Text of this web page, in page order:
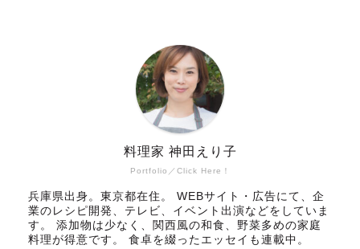
Portfolio／Click Here！
料理家 神田えり子
兵庫県出身。東京都在住。 WEBサイト・広告にて、企
業のレシピ開発、テレビ、イベント出演などをしていま
す。 添加物は少なく、関西風の和食、野菜多めの家庭
料理が得意です。 食卓を綴ったエッセイも連載中。